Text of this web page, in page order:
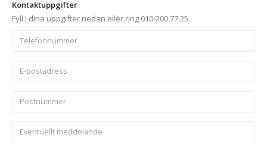
Kontaktuppgifter
Fyll i dina uppgifter nedan eller ring 010-200 77 25.